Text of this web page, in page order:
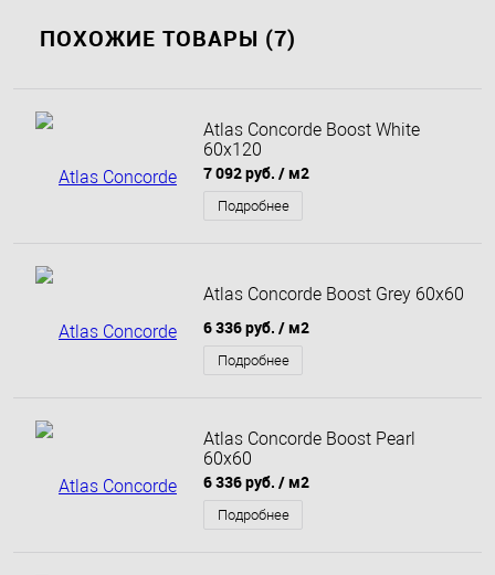
ПОХОЖИЕ ТОВАРЫ (7)
Atlas Concorde Boost White
60x120
7 092 руб. / м2
Подробнее
Atlas Concorde Boost Grey 60x60
6 336 руб. / м2
Подробнее
Atlas Concorde Boost Pearl
60x60
6 336 руб. / м2
Подробнее